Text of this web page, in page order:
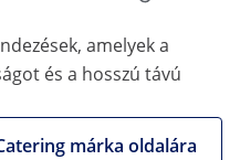
amelyek a
és a hosszú távú
márka oldalára